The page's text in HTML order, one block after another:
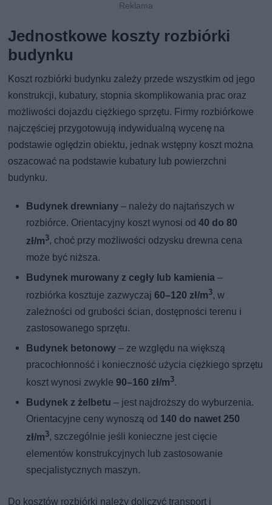
Jednostkowe koszty rozbiórki
budynku
Koszt rozbiórki budynku zależy przede wszystkim od jego
konstrukcji, kubatury, stopnia skomplikowania prac oraz
możliwości dojazdu ciężkiego sprzętu. Firmy rozbiórkowe
najczęściej przygotowują indywidualną wycenę na
podstawie oględzin obiektu, jednak wstępny koszt można
oszacować na podstawie kubatury lub powierzchni
budynku.
Budynek drewniany – należy do najtańszych w
rozbiórce. Orientacyjny koszt wynosi od40 do 80
zł/m3, choć przy możliwości odzysku drewna cena
może być niższa.
Budynek murowany z cegły lub kamienia –
rozbiórka kosztuje zazwyczaj60–120 zł/m3, w
zależności od grubości ścian, dostępności terenu i
zastosowanego sprzętu.
Budynek betonowy – ze względu na większą
pracochłonność i konieczność użycia ciężkiego sprzętu
koszt wynosi zwykle90–160 zł/m3.
Budynek z żelbetu – jest najdroższy do wyburzenia.
Orientacyjne ceny wynoszą od 140 do nawet 250
zł/m3, szczególnie jeśli konieczne jest cięcie
elementów konstrukcyjnych lub zastosowanie
specjalistycznych maszyn.
Do kosztów rozbiórki należy doliczyć transport i